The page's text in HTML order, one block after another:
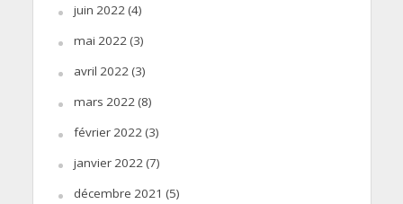
juin 2022(4)
mai 2022(3)
avril 2022(3)
mars 2022(8)
février 2022(3)
janvier 2022(7)
décembre 2021 (5)